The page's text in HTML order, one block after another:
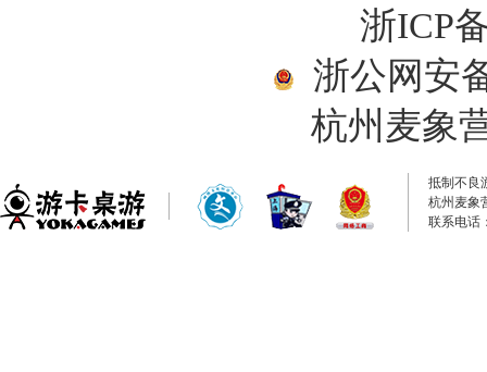
浙ICP
浙公网安
杭州麦象
抵制不良
杭州麦象
联系电话